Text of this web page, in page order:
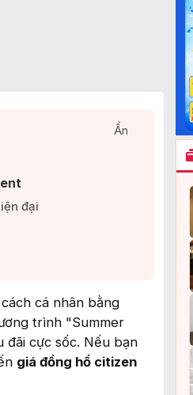
Ẩn
đại​
cá nhân bằng
trình "Summer
đãi cực sốc. Nếu bạn
giá đồng hồ citizen